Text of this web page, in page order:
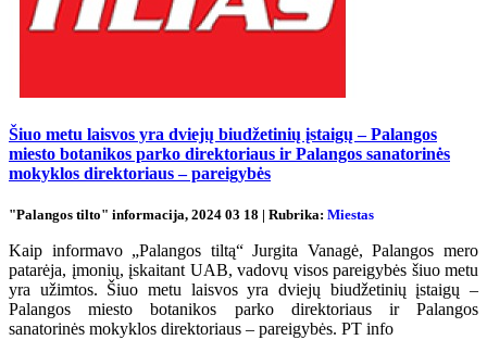
Šiuo metu laisvos yra dviejų biudžetinių įstaigų – Palangos
miesto botanikos parko direktoriaus ir Palangos sanatorinės
mokyklos direktoriaus – pareigybės
"Palangos tilto" informacija, 2024 03 18 | Rubrika: Miestas
Kaip informavo „Palangos tiltą“ Jurgita Vanagė, Palangos mero
patarėja, įmonių, įskaitant UAB, vadovų visos pareigybės šiuo metu
yra užimtos. Šiuo metu laisvos yra dviejų biudžetinių įstaigų –
Palangos miesto botanikos parko direktoriaus ir Palangos
sanatorinės mokyklos direktoriaus – pareigybės. PT info